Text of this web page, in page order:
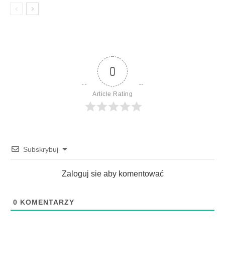
0
Article Rating
Subskrybuj
Zaloguj sie aby komentować
0 KOMENTARZY